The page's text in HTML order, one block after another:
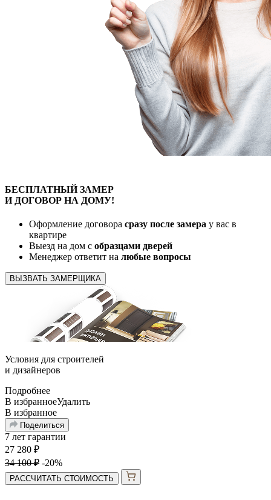
БЕСПЛАТНЫЙЗАМЕР
И ДОГОВОР НА ДОМУ!
Оформление договора сразу после замера у вас в
квартире
Выезд на дом с образцами дверей
Менеджер ответит на любые вопросы
ВЫЗВАТЬ ЗАМЕРЩИКА
Условия для строителей
и дизайнеров
Подробнее
В избранноеУдалить
В избранное
Поделиться
7 лет гарантии
27 280 ₽
34 100₽ -20%
РАССЧИТАТЬ СТОИМОСТЬ